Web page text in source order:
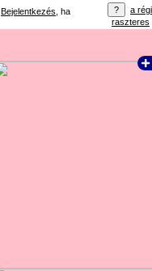
Bejelentkezés , ha
a régi
raszteres